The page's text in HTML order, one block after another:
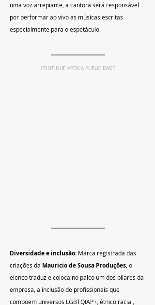
uma voz arrepiante, a cantora será responsável
por performar ao vivo as músicas escritas
especialmente para o espetáculo.
CONTINUE APÓS A PUBLICIDADE
Diversidade e inclusão: Marca registrada das
criações da Mauricio de Sousa Produções, o
elenco traduz e coloca no palco um dos pilares da
empresa, a inclusão de profissionais que
compõem universos LGBTQIAP+, étnico racial,